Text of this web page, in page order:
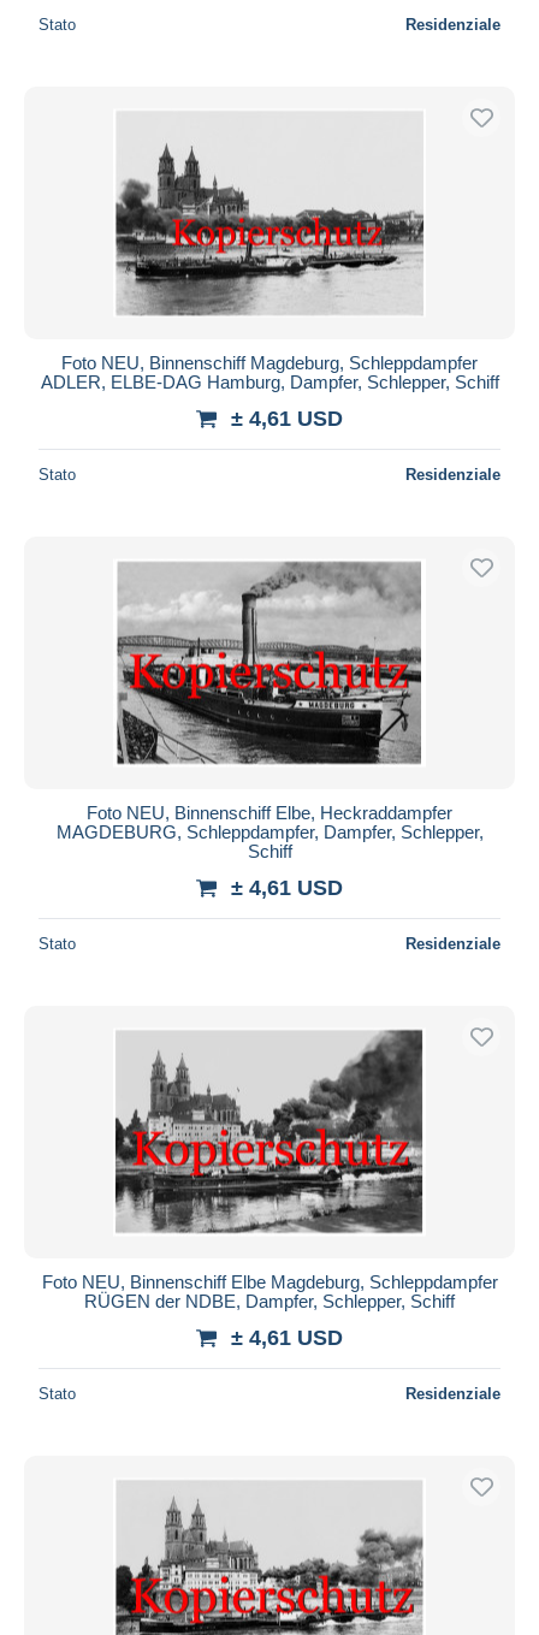
Stato Residenziale
Foto NEU, Binnenschiff Magdeburg, Schleppdampfer
ADLER, ELBE-DAG Hamburg, Dampfer, Schlepper, Schiff
± 4,61 USD
Stato Residenziale
Foto NEU, Binnenschiff Elbe, Heckraddampfer
MAGDEBURG, Schleppdampfer, Dampfer, Schlepper,
Schiff
± 4,61 USD
Stato Residenziale
Foto NEU, Binnenschiff Elbe Magdeburg, Schleppdampfer
RÜGEN der NDBE, Dampfer, Schlepper, Schiff
± 4,61 USD
Stato Residenziale